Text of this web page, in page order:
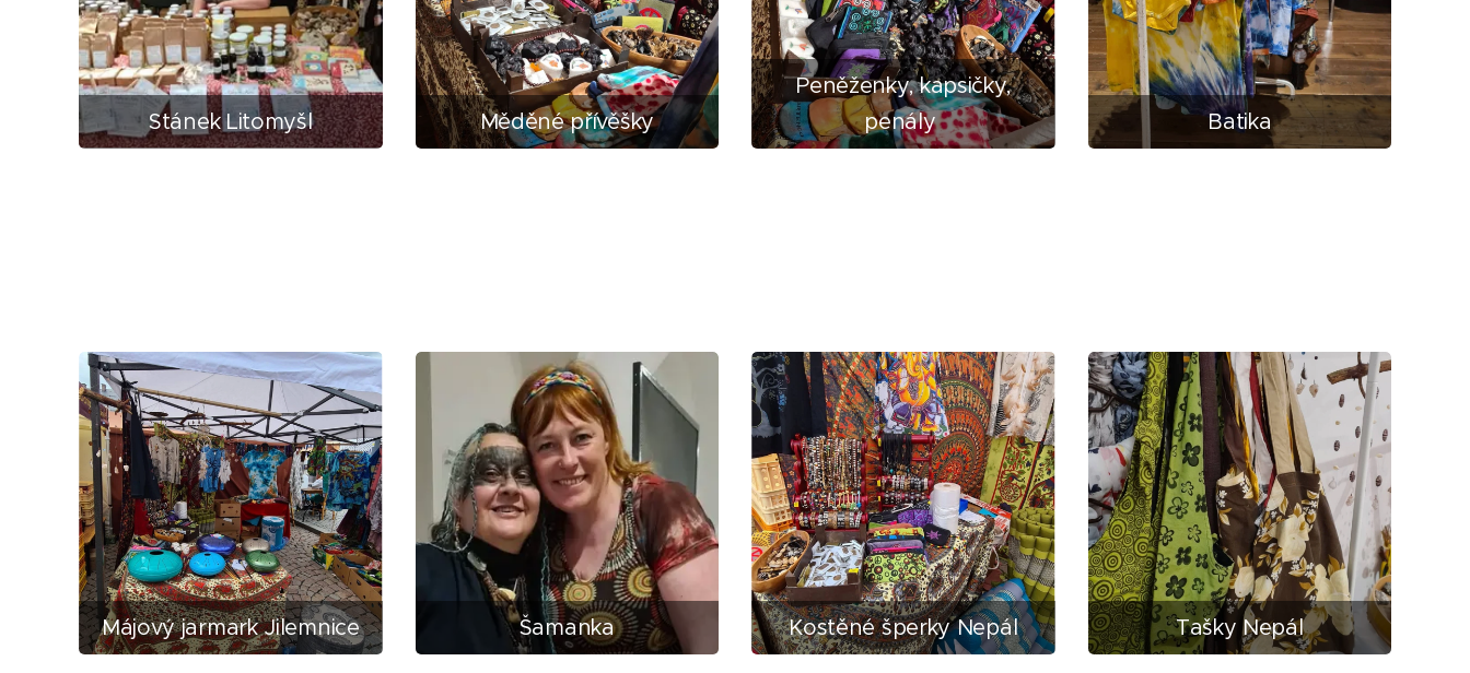
Stánek Litomyšl Měděné přívěšky
Peněženky, kapsičky,
penály
Batika
Májový jarmark Jilemnice Šamanka Kostěné šperky Nepál Tašky Nepál